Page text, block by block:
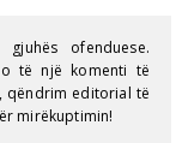
ofenduese.
të një komenti të
qëndrim editorial të
mirëkuptimin!